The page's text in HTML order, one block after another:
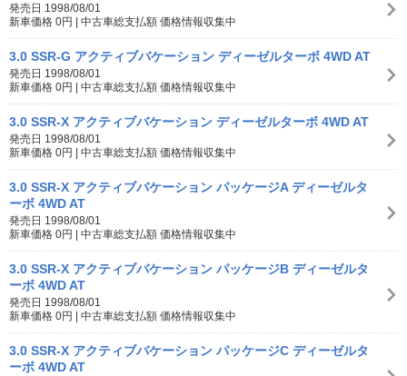
発売日 1998/08/01
新車価格 0円 | 中古車総支払額 価格情報収集中
3.0 SSR-G アクティブバケーション ディーゼルターボ 4WD AT
発売日 1998/08/01
新車価格 0円 | 中古車総支払額 価格情報収集中
3.0 SSR-X アクティブバケーション ディーゼルターボ 4WD AT
発売日 1998/08/01
新車価格 0円 | 中古車総支払額 価格情報収集中
3.0 SSR-X アクティブバケーション パッケージA ディーゼルタ
ーボ 4WD AT
発売日 1998/08/01
新車価格 0円 | 中古車総支払額 価格情報収集中
3.0 SSR-X アクティブバケーション パッケージB ディーゼルタ
ーボ 4WD AT
発売日 1998/08/01
新車価格 0円 | 中古車総支払額 価格情報収集中
3.0 SSR-X アクティブバケーション パッケージC ディーゼルタ
ーボ 4WD AT